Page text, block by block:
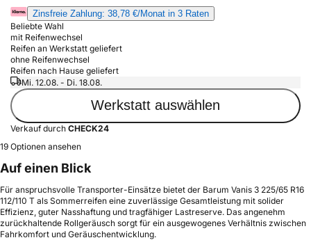
Zinsfreie Zahlung: 38,78 €/Monat in 3 Raten
Beliebte Wahl
mit Reifenwechsel
Reifen an Werkstatt geliefert
ohne Reifenwechsel
Reifen nach Hause geliefert
Mi. 12.08. - Di. 18.08.
Werkstatt auswählen
Verkauf durch CHECK24
19 Optionen ansehen
Auf einen Blick
Für anspruchsvolle Transporter-Einsätze bietet der Barum Vanis 3 225/65 R16
112/110 T als Sommerreifen eine zuverlässige Gesamtleistung mit solider
Effizienz, guter Nasshaftung und tragfähiger Lastreserve. Das angenehm
zurückhaltende Rollgeräusch sorgt für ein ausgewogenes Verhältnis zwischen
Fahrkomfort und Geräuschentwicklung.